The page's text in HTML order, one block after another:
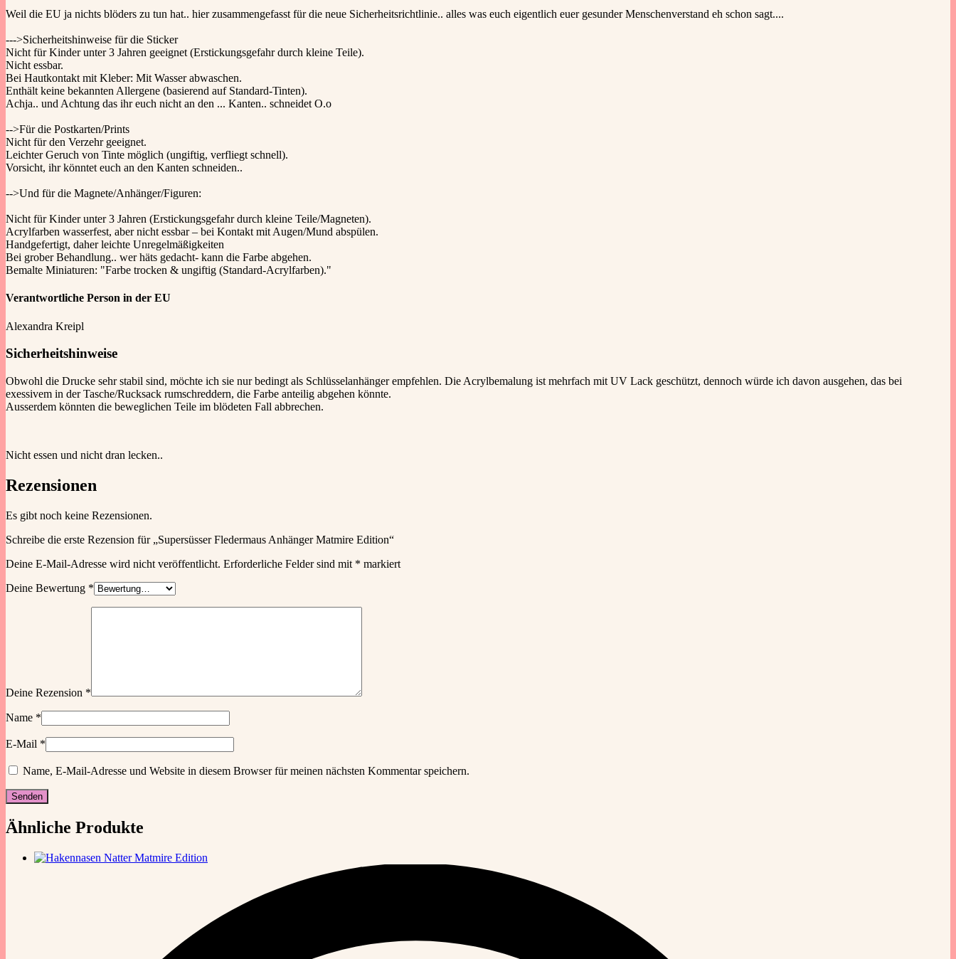
Weil die EU ja nichts blöders zu tun hat.. hier zusammengefasst für die neue Sicherheitsrichtlinie.. alles was euch eigentlich euer gesunder Menschenverstand eh schon sagt....
--->Sicherheitshinweise für die Sticker
Nicht für Kinder unter 3 Jahren geeignet (Erstickungsgefahr durch kleine Teile).
Nicht essbar.
Bei Hautkontakt mit Kleber: Mit Wasser abwaschen.
Enthält keine bekannten Allergene (basierend auf Standard-Tinten).
Achja.. und Achtung das ihr euch nicht an den ... Kanten.. schneidet O.o
-->Für die Postkarten/Prints
Nicht für den Verzehr geeignet.
Leichter Geruch von Tinte möglich (ungiftig, verfliegt schnell).
Vorsicht, ihr könntet euch an den Kanten schneiden..
-->Und für die Magnete/Anhänger/Figuren:
Nicht für Kinder unter 3 Jahren (Erstickungsgefahr durch kleine Teile/Magneten).
Acrylfarben wasserfest, aber nicht essbar – bei Kontakt mit Augen/Mund abspülen.
Handgefertigt, daher leichte Unregelmäßigkeiten
Bei grober Behandlung.. wer häts gedacht- kann die Farbe abgehen.
Bemalte Miniaturen: "Farbe trocken & ungiftig (Standard-Acrylfarben)."
Verantwortliche Person in der EU
Alexandra Kreipl
Sicherheitshinweise
Obwohl die Drucke sehr stabil sind, möchte ich sie nur bedingt als Schlüsselanhänger empfehlen. Die Acrylbemalung ist mehrfach mit UV Lack geschützt, dennoch würde ich davon ausgehen, das bei
exessivem in der Tasche/Rucksack rumschreddern, die Farbe anteilig abgehen könnte.
Ausserdem könnten die beweglichen Teile im blödeten Fall abbrechen.
Nicht essen und nicht dran lecken..
Rezensionen
Es gibt noch keine Rezensionen.
Schreibe die erste Rezension für „Supersüsser Fledermaus Anhänger Matmire Edition“
Deine E-Mail-Adresse wird nicht veröffentlicht. Erforderliche Felder sind mit * markiert
Deine Bewertung *
Deine Rezension *
Name *
E-Mail *
Name, E-Mail-Adresse und Website in diesem Browser für meinen nächsten Kommentar speichern.
Ähnliche Produkte